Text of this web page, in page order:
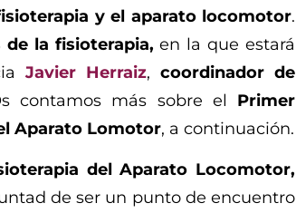
y el aparato locomotor.
de la fisioterapia, en la que estará
Javier Herraiz,coordinador de
contamos más sobre el Primer
Aparato Lomotor, a continuación.
del Aparato Locomotor,
de ser un punto de encuentro